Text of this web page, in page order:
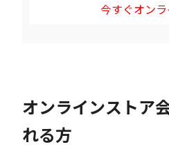
今すぐオン
オンラインストア
れる方